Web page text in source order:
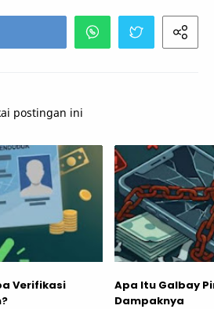
postingan ini
Verifikasi
Apa Itu Galbay
Dampaknya